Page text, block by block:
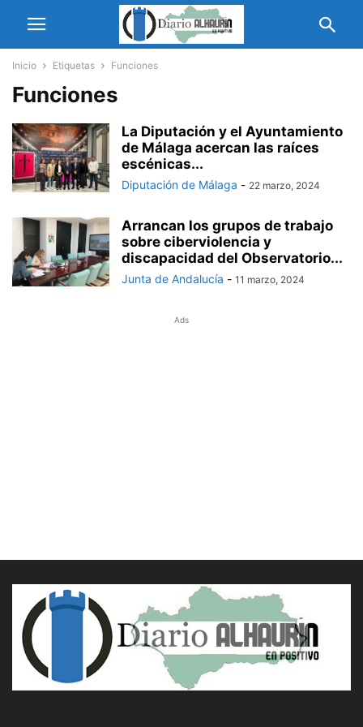
Inicio Etiquetas Funciones
Funciones
La Diputación y el Ayuntamiento
de Málaga acercan las raíces
escénicas...
Diputación de Málaga - 22 marzo, 2024
Arrancan los grupos de trabajo
sobre ciberviolencia y
discapacidad del Observatorio...
Junta de Andalucía - 11 marzo, 2024
Ads